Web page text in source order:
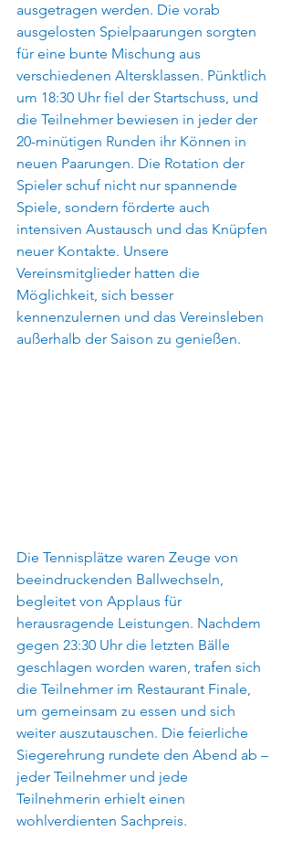
ausgetragen werden. Die vorab
ausgelosten Spielpaarungen sorgten
für eine bunte Mischung aus
verschiedenen Altersklassen. Pünktlich
um 18:30 Uhr fiel der Startschuss, und
die Teilnehmer bewiesen in jeder der
20-minütigen Runden ihr Können in
neuen Paarungen. Die Rotation der
Spieler schuf nicht nur spannende
Spiele, sondern förderte auch
intensiven Austausch und das Knüpfen
neuer Kontakte. Unsere
Vereinsmitglieder hatten die
Möglichkeit, sich besser
kennenzulernen und das Vereinsleben
außerhalb der Saison zu genießen.
Die Tennisplätze waren Zeuge von
beeindruckenden Ballwechseln,
begleitet von Applaus für
herausragende Leistungen. Nachdem
gegen 23:30 Uhr die letzten Bälle
geschlagen worden waren, trafen sich
die Teilnehmer im Restaurant Finale,
um gemeinsam zu essen und sich
weiter auszutauschen. Die feierliche
Siegerehrung rundete den Abend ab –
jeder Teilnehmer und jede
Teilnehmerin erhielt einen
wohlverdienten Sachpreis.